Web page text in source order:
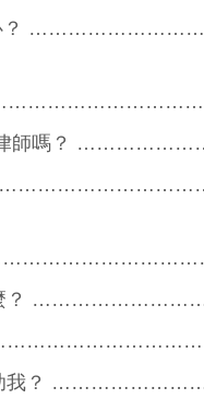
安心？
請律師嗎？
做什麼？
裡？
幫助我？